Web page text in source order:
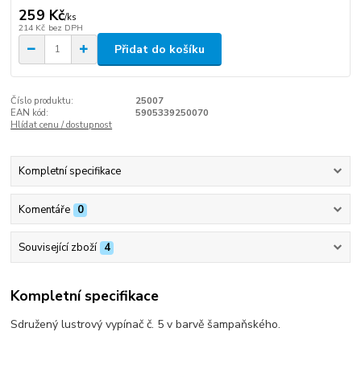
259 Kč/ks
214 Kč bez DPH
Přidat do košíku
Číslo produktu:
25007
EAN kód:
5905339250070
Hlídat cenu / dostupnost
Kompletní specifikace
Komentáře 0
Související zboží 4
Kompletní specifikace
Sdružený lustrový vypínač č. 5 v barvě šampaňského.